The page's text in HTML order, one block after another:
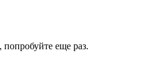
еще раз.